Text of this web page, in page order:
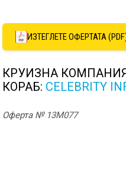
ИЗТЕГЛЕТЕ ОФЕРТАТА
КРУИЗНА
КОРАБ: CELEBRITY
Оферта № 13M077